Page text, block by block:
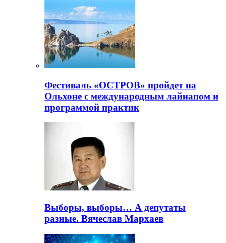
Фестиваль «ОСТРОВ» пройдет на
Ольхоне с международным лайнапом и
программой практик
Выборы, выборы… А депутаты
разные. Вячеслав Мархаев